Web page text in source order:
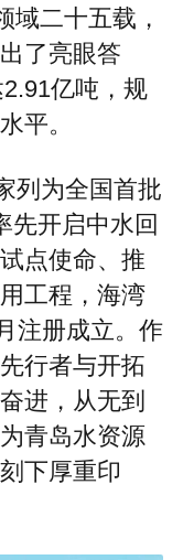
域二十五载，
了亮眼答
亿吨，规
平。
列为全国首批
先开启中水回
点使命、推
工程，海湾
注册成立。作
行者与开拓
进，从无到
青岛水资源
下厚重印